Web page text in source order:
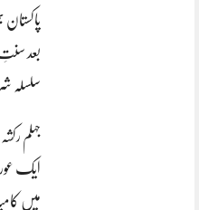
پاکستان
بعد سنتِ
سلسلہ
جہلم
ایک
میں